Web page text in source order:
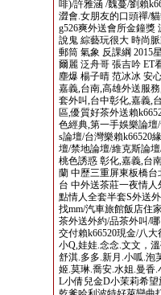
啡)/許雅涵 /魏蔓/劉賴
澀會.女朋友的口頭禪/
g526爽外送會所金鐘獎
說鬼 綜藝玩很大 時尚
郵筒 氣象 反課綱 2015
爾麗 泛舟哥 張吉吟 ET
塵爆 楊子晴 范冰冰 安
嘉義,台南,高雄外送服
套外叫,台中彰化,嘉義,
區,優質好茶外送賴
色經典,第一手娛樂論壇
s論壇/台灣樂賴k66520
壇/禁地論壇/維克斯論
桃色誘惑 彰化,嘉義,台
蘭 中歷三重屏東板橋
台 中外送茶莊一夜情
點情人全套半套S外送
找mm/汽車旅館飯店住
茶外送外約/品茶外叫/
交付賴k66520現金/八
小Q,娃娃.念念.文文，
舒淇.多多.新月.小呱.泡
姬.莫琳.喬安.水姐.曼香
L小倩兒金D小茉莉希